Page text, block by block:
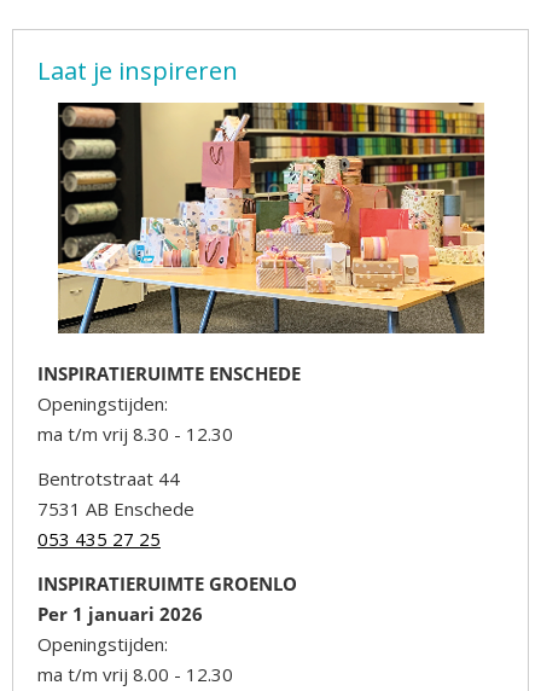
Laat je inspireren
INSPIRATIERUIMTE ENSCHEDE
Openingstijden:
ma t/m vrij 8.30 - 12.30
Bentrotstraat 44
7531 AB Enschede
053 435 27 25
INSPIRATIERUIMTE GROENLO
Per 1 januari 2026
Openingstijden:
ma t/m vrij 8.00 - 12.30